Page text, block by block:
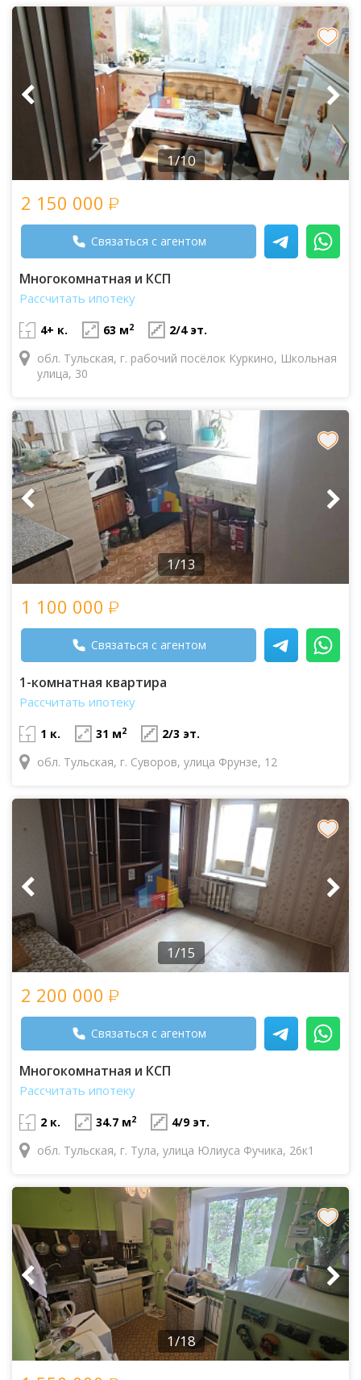
1/10
2 150 000
Связаться с агентом
Многокомнатная и КСП
Рассчитать ипотеку
4+ к. 63 м2
2/4 эт.
обл. Тульская, г. рабочий посёлок Куркино, Школьная
улица, 30
1/13
1 100 000
Связаться с агентом
1-комнатная квартира
Рассчитать ипотеку
1 к. 31 м2
2/3 эт.
обл. Тульская, г. Суворов, улица Фрунзе, 12
1/15
2 200 000
Связаться с агентом
Многокомнатная и КСП
Рассчитать ипотеку
2 к. 34.7 м2
4/9 эт.
обл. Тульская, г. Тула, улица Юлиуса Фучика, 26к1
1/18